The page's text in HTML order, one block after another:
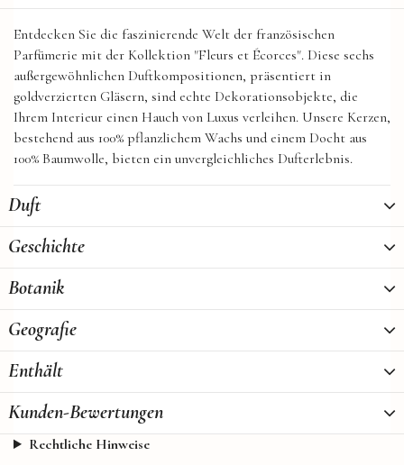
Entdecken Sie die faszinierende Welt der französischen
Parfümerie mit der Kollektion "Fleurs et Écorces". Diese sechs
außergewöhnlichen Duftkompositionen, präsentiert in
goldverzierten Gläsern, sind echte Dekorationsobjekte, die
Ihrem Interieur einen Hauch von Luxus verleihen. Unsere Kerzen,
bestehend aus 100% pflanzlichem Wachs und einem Docht aus
100% Baumwolle, bieten ein unvergleichliches Dufterlebnis.
Duft
Geschichte
Botanik
Geografie
Enthält
Kunden-Bewertungen
Rechtliche Hinweise